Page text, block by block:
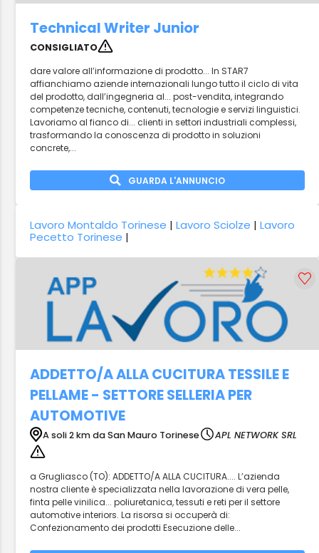
Technical Writer Junior
CONSIGLIATO
dare valore all’informazione di prodotto... In STAR7
affianchiamo aziende internazionali lungo tutto il ciclo di vita
del prodotto, dall’ingegneria al... post-vendita, integrando
competenze tecniche, contenuti, tecnologie e servizi linguistici.
Lavoriamo al fianco di... clienti in settori industriali complessi,
trasformando la conoscenza di prodotto in soluzioni
concrete,...
GUARDA L'ANNUNCIO
Lavoro Montaldo Torinese |Lavoro Sciolze |Lavoro
Pecetto Torinese |
ADDETTO/A ALLA CUCITURA TESSILE E
PELLAME - SETTORE SELLERIA PER
AUTOMOTIVE
A soli 2 km da San Mauro Torinese APL NETWORK SRL
a Grugliasco (TO): ADDETTO/A ALLA CUCITURA.... L’azienda
nostra cliente è specializzata nella lavorazione di vera pelle,
finta pelle vinilica... poliuretanica, tessuti e reti per il settore
automotive interiors. La risorsa si occuperà di:
Confezionamento dei prodotti Esecuzione delle...